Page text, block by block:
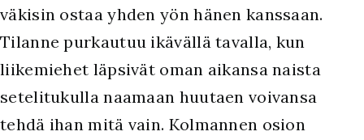
väkisin ostaa yhden yön hänen kanssaan.
Tilanne purkautuu ikävällä tavalla, kun
liikemiehet läpsivät oman aikansa naista
setelitukulla naamaan huutaen voivansa
tehdä ihan mitä vain. Kolmannen osion